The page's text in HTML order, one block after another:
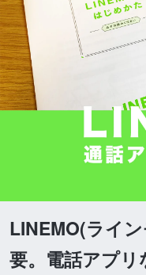
LINEMO(ライ
要。電話アプ